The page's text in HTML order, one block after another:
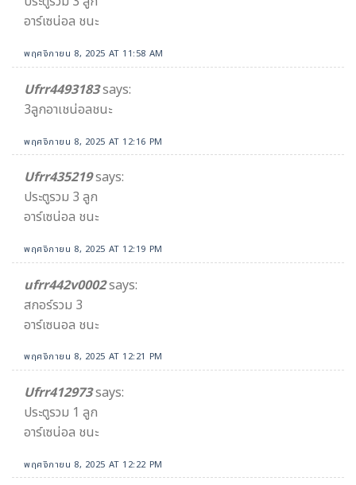
อาร์เซน่อล ชนะ
พฤศจิกายน 8, 2025 AT 11:58 AM
Ufrr4493183says:
3ลูกอาเชน่อลชนะ
พฤศจิกายน 8, 2025 AT 12:16 PM
Ufrr435219says:
ประตูรวม 3 ลูก
อาร์เซน่อล ชนะ
พฤศจิกายน 8, 2025 AT 12:19 PM
ufrr442v0002says:
สกอร์รวม 3
อาร์เซนอล ชนะ
พฤศจิกายน 8, 2025 AT 12:21 PM
Ufrr412973says:
ประตูรวม 1 ลูก
อาร์เซน่อล ชนะ
พฤศจิกายน 8, 2025 AT 12:22 PM